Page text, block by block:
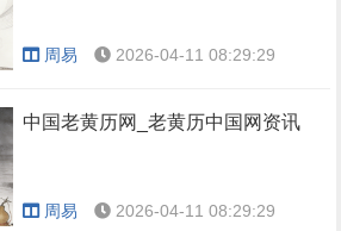
周易 2026-04-11 08:29:29
中国老黄历网_老黄历中国网资讯
周易 2026-04-11 08:29:29